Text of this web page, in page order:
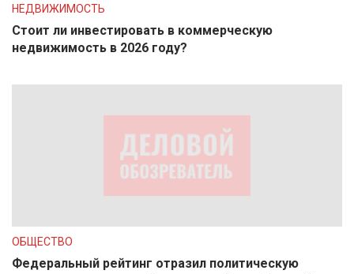
НЕДВИЖИМОСТЬ
Стоит ли инвестировать в коммерческую
недвижимость в 2026 году?
ОБЩЕСТВО
Федеральный рейтинг отразил политическую